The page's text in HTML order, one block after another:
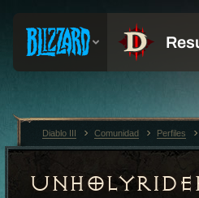
Diablo III Comunidad Perfiles